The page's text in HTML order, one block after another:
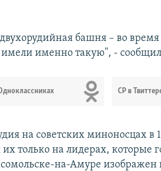
башня – во
имели именно такую", -
СР в
на советских миноносцах в
только на лидерах, которые
на-Амуре изображен